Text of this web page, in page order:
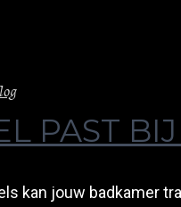
PAST
kan jouw badkamer